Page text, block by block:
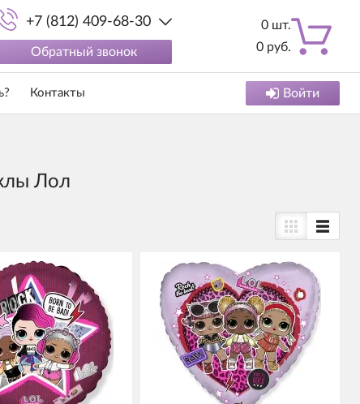
+7 (812) 409-68-30
Обратный звонок
0 шт.
0 руб.
Контакты Войти
Лол